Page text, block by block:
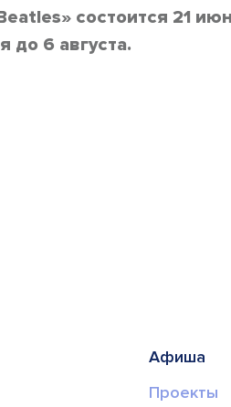
состоится 21
до 6 августа.
Афиша
Проекты